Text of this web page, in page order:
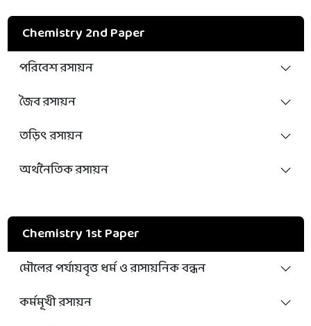
Chemistry 2nd Paper
পরিবেশ রসায়ন
জৈব রসায়ন
তড়িৎ রসায়ন
অর্থনৈতিক রসায়ন
Chemistry 1st Paper
মৌলের পর্যায়বৃত্ত ধর্ম ও রাসায়নিক বন্ধন
কর্মমূখী রসায়ন